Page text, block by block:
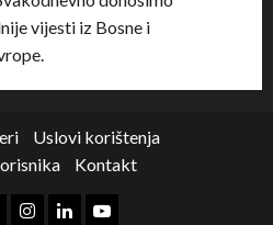
vijesti iz Bosne i
Uslovi korištenja
Kontakt